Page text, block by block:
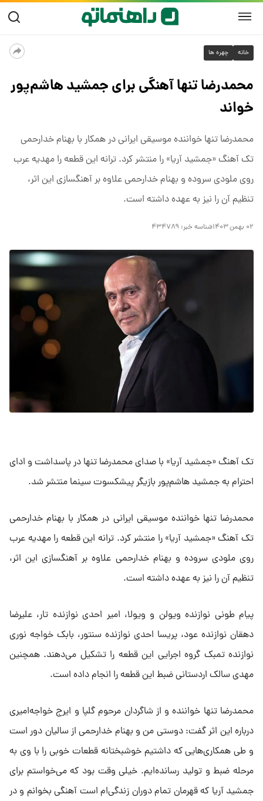
خانه چهره ها
محمدرضا تنها آهنگی برای جمشید هاشم‌پور
خواند
محمدرضا تنها خواننده موسیقی ایرانی در همکار با بهنام خدارحمی
تک آهنگ «جمشید آریا» را منتشر کرد. ترانه این قطعه را مهدیه عرب
روی ملودی سروده و بهنام خدارحمی علاوه بر آهنگسازی این اثر،
تنظیم آن را نیز به عهده داشته است.
۰۲ بهمن ۱۴۰۳ شناسه خبر: ۴۳۴۷۸۹
تک آهنگ «جمشید آریا» با صدای محمدرضا تنها در پاسداشت و ادای
احترام به جمشید هاشم‌پور بازیگر پیشکسوت سینما منتشر شد.
محمدرضا تنها خواننده موسیقی ایرانی در همکار با بهنام خدارحمی
تک آهنگ «جمشید آریا» را منتشر کرد. ترانه این قطعه را مهدیه عرب
روی ملودی سروده و بهنام خدارحمی علاوه بر آهنگسازی این اثر،
تنظیم آن را نیز به عهده داشته است.
پیام طونی نوازنده ویولن و ویولا، امیر احدی نوازنده تار، علیرضا
دهقان نوازنده عود، پریسا احدی نوازنده سنتور، بابک خواجه نوری
نوازنده تمبک گروه اجرایی این قطعه را تشکیل می‌دهند. همچنین
مهدی سالک اردستانی ضبط این قطعه را انجام داده است.
محمدرضا تنها خواننده و از شاگردان مرحوم گلپا و ایرج خواجه‌امیری
درباره این اثر گفت: دوستی من و بهنام خدارحمی از سالیان دور است
و طی همکاری‌هایی که داشتیم خوشبختانه قطعات خوبی را با وی به
مرحله ضبط و تولید رسانده‌ایم. خیلی وقت بود که می‌خواستم برای
جمشید آریا که قهرمان تمام دوران زندگی‌ام است آهنگی بخوانم و در